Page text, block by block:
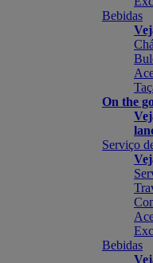
Bebidas
On the
Serviço
Bebidas